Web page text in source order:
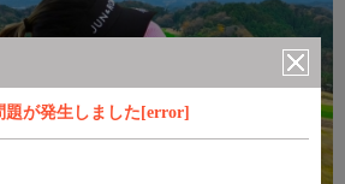
題が発生しました[error]